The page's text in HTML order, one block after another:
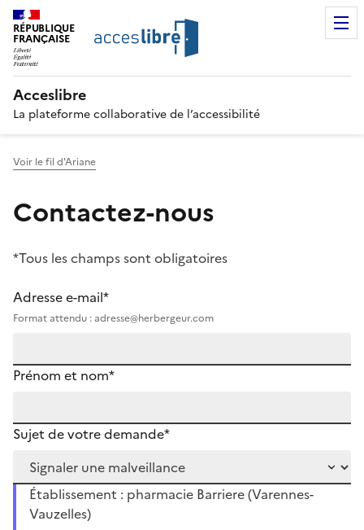
RÉPUBLIQUE
FRANÇAISE
Acceslibre
La plateforme collaborative de l’accessibilité
Voir le fil d'Ariane
Contactez-nous
*Tous les champs sont obligatoires
Adresse e-mail*
Format attendu : adresse@herbergeur.com
Prénom et nom*
Sujet de votre demande*
Établissement : pharmacie Barriere (Varennes-
Vauzelles)